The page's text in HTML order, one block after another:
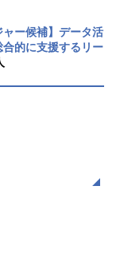
ョンとして
持った技術
性のある高度
コストで提
確保に貢献す
ます。
います。理
員が燃え続
献を果たす
ャー候補】データ活
的に支援するリー
。データ蓄
る BI(Busines
ラウド、AI、
導入から実行